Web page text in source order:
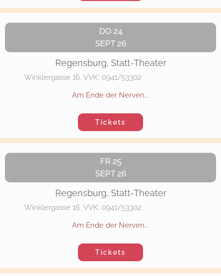
DO 24
SEPT 26
Regensburg, Statt-Theater
Winklergasse 16, VVK: 0941/53302
Am Ende der Nerven...
Tickets
FR 25
SEPT 26
Regensburg, Statt-Theater
Winklergasse 16, VVK: 0941/53302
Am Ende der Nerven...
Tickets